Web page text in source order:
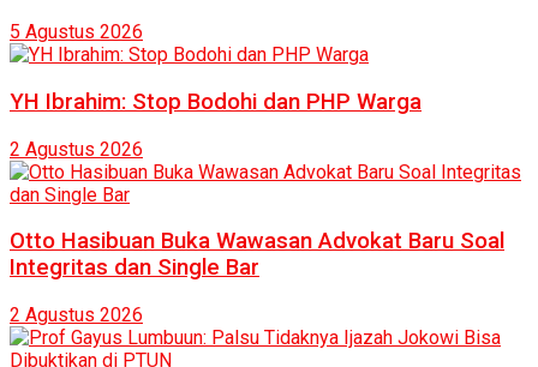
5 Agustus 2026
YH Ibrahim: Stop Bodohi dan PHP Warga
2 Agustus 2026
Otto Hasibuan Buka Wawasan Advokat Baru Soal
Integritas dan Single Bar
2 Agustus 2026